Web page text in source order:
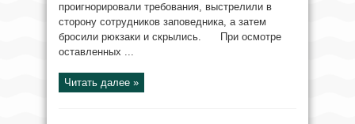
проигнорировали требования, выстрелили в
сторону сотрудников заповедника, а затем
бросили рюкзаки и скрылись. При осмотре
оставленных ...
Читать далее »